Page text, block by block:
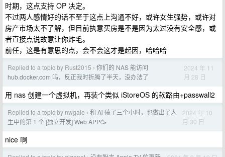
时期，这点支持 OP 决定。
不过两人感情好的话不至于这点上沟通不好，或许女生强势，或许对
房产市场太不了解，但目前执意买房是不是因为太过没有安全感，或
者直接点说故意让你炸毛。
前任，这是有意思的点，会不会这才是起因，哈哈哈
Replied to a topic by Rust2015 › 你们的 NAS 能访问
hub.docker.com 吗，反正我时折腾了半天，没办法了
2024 年 11
月 28 日
用 nas 创建一个虚拟机，再装个类似 iStoreOS 的软路由+passwall2
Replied to a topic by nwgale › 和 Ai 磕了三个小时，也做出了人
生中的第 1 个 [独立开发] Web APP🥳
2024 年 10
月 30 日
nice 啊